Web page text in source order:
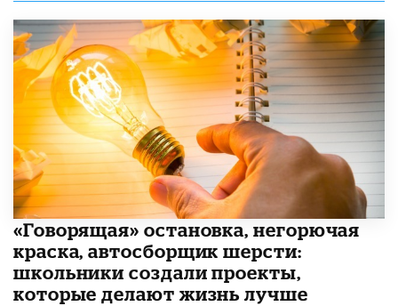
​«Говорящая» остановка, негорючая
краска, автосборщик шерсти:
школьники создали проекты,
которые делают жизнь лучше